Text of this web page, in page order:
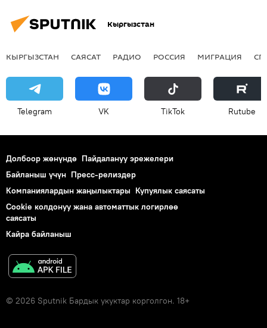
Кыргызстан
КЫРГЫЗСТАН САЯСАТ РАДИО РОССИЯ МИГРАЦИЯ
Telegram VK ТikТоk Rutube
Долбоор жөнүндө Пайдалануу эрежелери
Байланыш үчүн Пресс-релиздер
Компаниялардын жаңылыктары Купуялык саясаты
Cookie колдонуу жана автоматтык логирлөө
саясаты
Кайра байланыш
© 2026 Sputnik Бардык укуктар корголгон. 18+